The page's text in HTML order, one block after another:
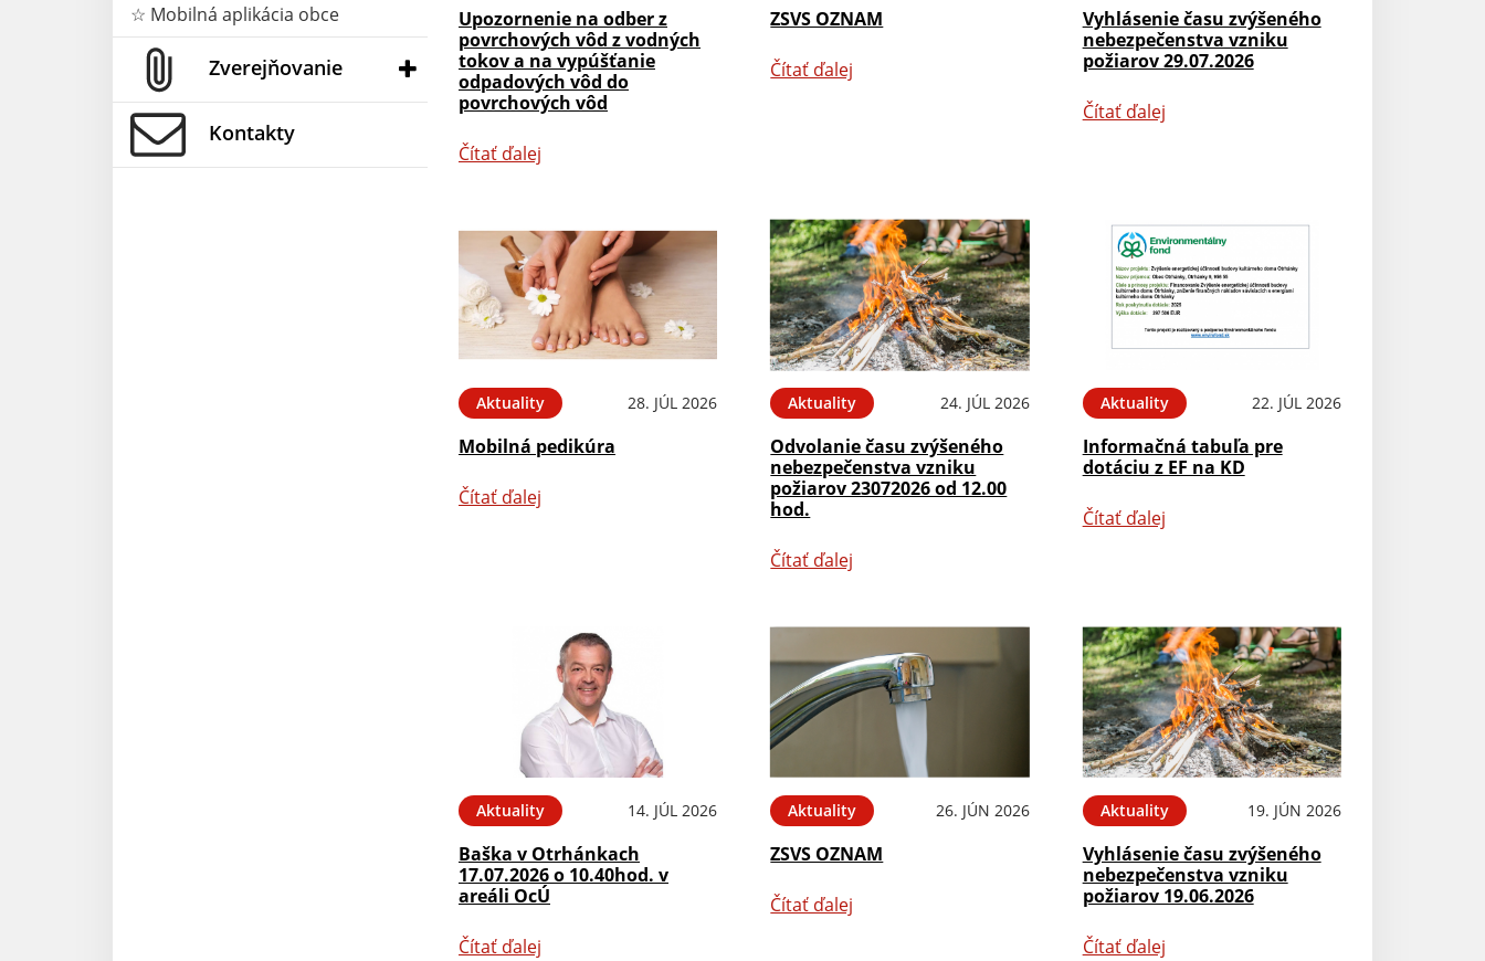
☆ Mobilná aplikácia obce
Zverejňovanie
Kontakty
Upozornenie na odber z
povrchových vôd z vodných
tokov a na vypúšťanie
odpadových vôd do
povrchových vôd
Čítať ďalej
ZSVS OZNAM
Čítať ďalej
Vyhlásenie času zvýšeného
nebezpečenstva vzniku
požiarov 29.07.2026
Čítať ďalej
Aktuality 28. JÚL 2026
Mobilná pedikúra
Čítať ďalej
Aktuality 24. JÚL 2026
Odvolanie času zvýšeného
nebezpečenstva vzniku
požiarov 23072026 od 12.00
hod.
Čítať ďalej
Aktuality 22. JÚL 2026
Informačná tabuľa pre
dotáciu z EF na KD
Čítať ďalej
Aktuality 14. JÚL 2026
Baška v Otrhánkach
17.07.2026 o 10.40hod. v
areáli OcÚ
Čítať ďalej
Aktuality 26. JÚN 2026
ZSVS OZNAM
Čítať ďalej
Aktuality 19. JÚN 2026
Vyhlásenie času zvýšeného
nebezpečenstva vzniku
požiarov 19.06.2026
Čítať ďalej